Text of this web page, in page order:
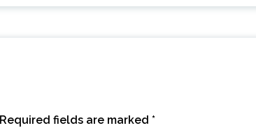
Required fields are marked *